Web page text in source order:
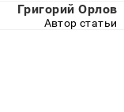
Григорий Орлов
Автор статьи